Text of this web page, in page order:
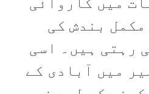
بندش کی
رہتی ہیں۔ اسی
میں آبادی کے